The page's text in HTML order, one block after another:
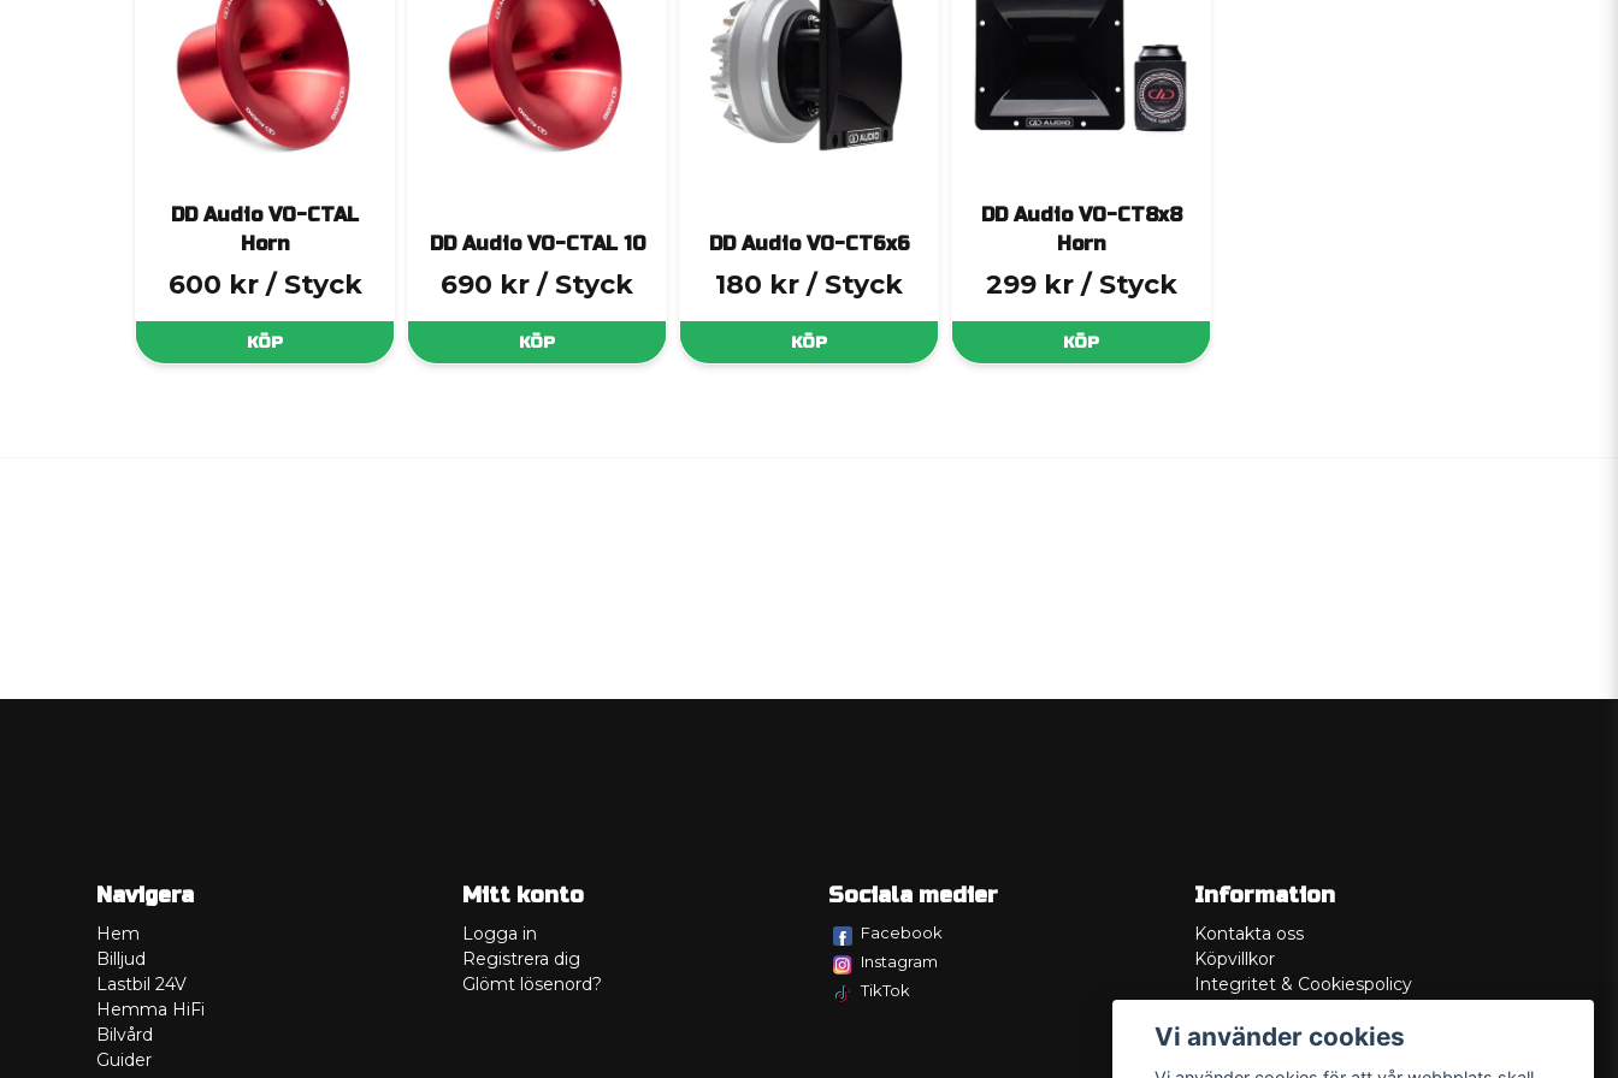
DD Audio VO-CTAL
Horn
600 kr / Styck
KÖP
DD Audio VO-CTAL 10
690 kr / Styck
KÖP
DD Audio VO-CT6x6
180 kr / Styck
KÖP
DD Audio VO-CT8x8
Horn
299 kr / Styck
KÖP
Navigera
Hem
Billjud
Lastbil 24V
Hemma HiFi
Bilvård
Guider
Mitt konto
Logga in
Registrera dig
Glömt lösenord?
Sociala medier
Facebook
Instagram
TikTok
Information
Kontakta oss
Köpvillkor
Integritet & Cookiespolicy
Service/Garanti
Vi använder cookies